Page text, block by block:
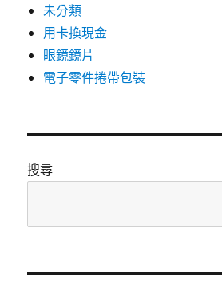
未分類
用卡換現金
眼鏡鏡片
電子零件捲帶包裝
搜尋